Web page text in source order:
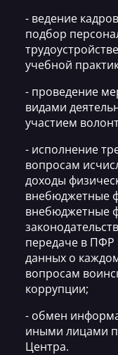
- ведение
подбор
учебной
- проведение
видами
участием
- исполнение
вопросам
доходы
внебюджетные
внебюджетные
передаче в
данных о
вопросам
коррупции;
- обмен
иными лицами
Центра.